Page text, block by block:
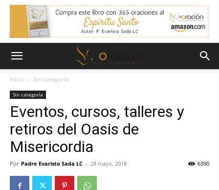
Inicio Sin categoría
Sin categoría
Eventos, cursos, talleres y
retiros del Oasis de
Misericordia
Por Padre Evaristo Sada LC - 28 mayo, 2018 6390